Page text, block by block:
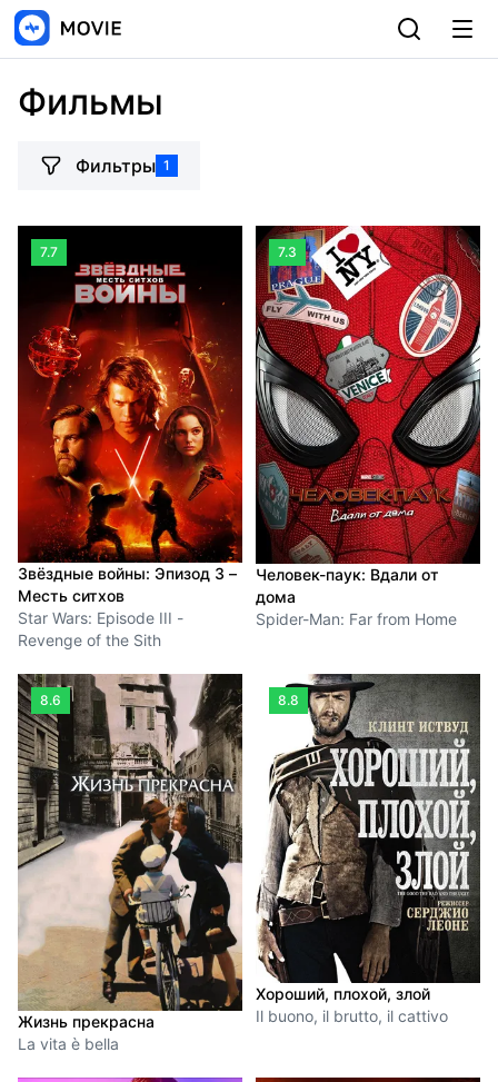
Фильмы
Фильтры 1
7.7
Звёздные войны: Эпизод 3 –
Месть ситхов
Star Wars: Episode III -
Revenge of the Sith
7.3
Человек-паук: Вдали от
дома
Spider-Man: Far from Home
8.6
Жизнь прекрасна
La vita è bella
8.8
Хороший, плохой, злой
Il buono, il brutto, il cattivo